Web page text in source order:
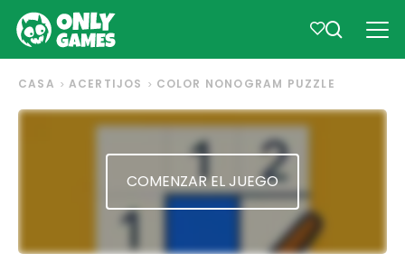
CASA ACERTIJOS COLOR NONOGRAM PUZZLE
COMENZAR EL JUEGO